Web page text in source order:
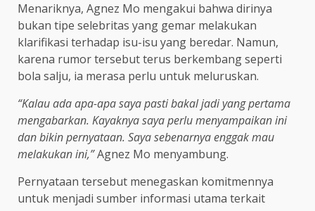
Menariknya, Agnez Mo mengakui bahwa dirinya
bukan tipe selebritas yang gemar melakukan
klarifikasi terhadap isu-isu yang beredar. Namun,
karena rumor tersebut terus berkembang seperti
bola salju, ia merasa perlu untuk meluruskan.
“Kalau ada apa-apa saya pasti bakal jadi yang pertama
mengabarkan. Kayaknya saya perlu menyampaikan ini
dan bikin pernyataan. Saya sebenarnya enggak mau
melakukan ini,”Agnez Mo menyambung.
Pernyataan tersebut menegaskan komitmennya
untuk menjadi sumber informasi utama terkait